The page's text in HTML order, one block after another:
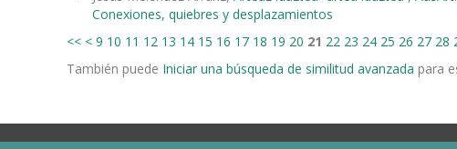
Conexiones, quiebres y desplazamientos
<< < 9 10 11 12 13 14 15 16 17 18 19 20 21 22 23 24 25 26 27 28
También puede Iniciar una búsqueda de similitud avanzada para